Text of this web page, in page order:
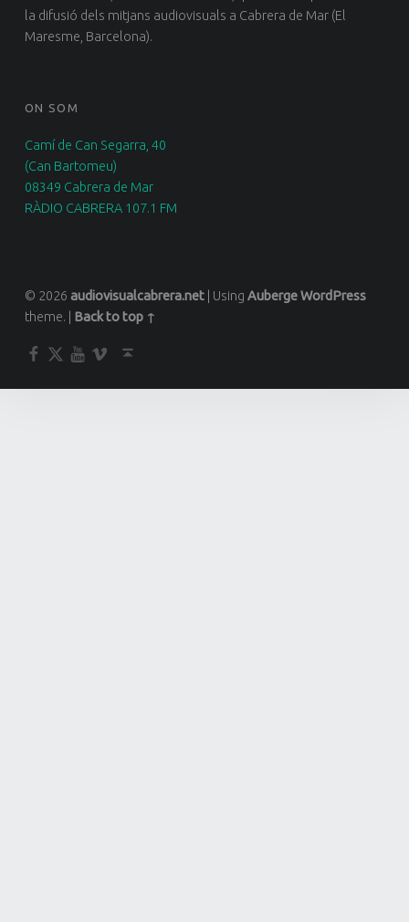
la difusió dels mitjans audiovisuals a Cabrera de Mar (El
Maresme, Barcelona).
ON SOM
Camí de Can Segarra, 40
(Can Bartomeu)
08349 Cabrera de Mar
RÀDIO CABRERA 107.1 FM
© 2026 audiovisualcabrera.net Using AubergeWordPress
theme.
Back to top ↑
Facebook
TwitterYouTube
Vimeo